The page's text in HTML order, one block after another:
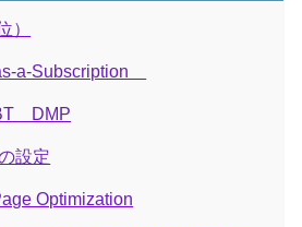
）
a-Subscription
DMP
設定
Optimization